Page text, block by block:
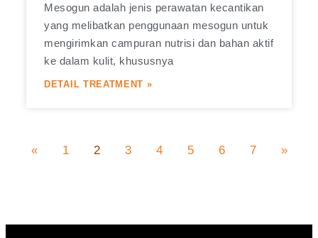
Mesogun adalah jenis perawatan kecantikan
yang melibatkan penggunaan mesogun untuk
mengirimkan campuran nutrisi dan bahan aktif
ke dalam kulit, khususnya
DETAIL TREATMENT »
« 1 2 3 4 5 6 7 »